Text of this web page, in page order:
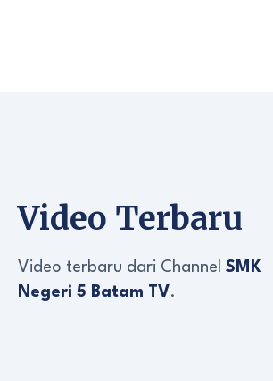
Video Terbaru
Video terbaru dari Channel SMK
Negeri 5 Batam TV.